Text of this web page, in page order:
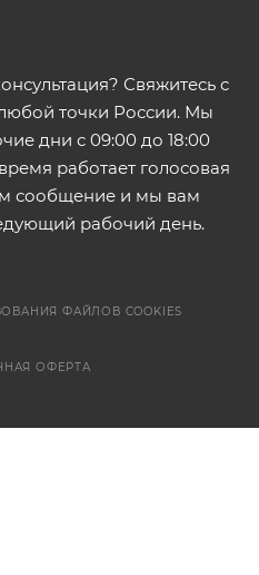
Свяжитесь с
точки России. Мы
дни с 09:00 до 18:00
работает голосовая
сообщение и мы вам
рабочий день.
ФАЙЛОВ COOKIES
ОФЕРТА